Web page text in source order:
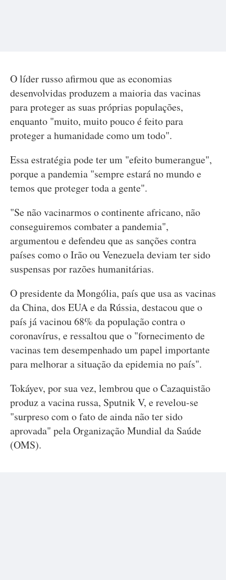
O líder russo afirmou que as economias
desenvolvidas produzem a maioria das vacinas
para proteger as suas próprias populações,
enquanto "muito, muito pouco é feito para
proteger a humanidade como um todo".
Essa estratégia pode ter um "efeito bumerangue",
porque a pandemia "sempre estará no mundo e
temos que proteger toda a gente".
"Se não vacinarmos o continente africano, não
conseguiremos combater a pandemia",
argumentou e defendeu que as sanções contra
países como o Irão ou Venezuela deviam ter sido
suspensas por razões humanitárias.
O presidente da Mongólia, país que usa as vacinas
da China, dos EUA e da Rússia, destacou que o
país já vacinou 68% da população contra o
coronavírus, e ressaltou que o "fornecimento de
vacinas tem desempenhado um papel importante
para melhorar a situação da epidemia no país".
Tokáyev, por sua vez, lembrou que o Cazaquistão
produz a vacina russa, Sputnik V, e revelou-se
"surpreso com o fato de ainda não ter sido
aprovada" pela Organização Mundial da Saúde
(OMS).